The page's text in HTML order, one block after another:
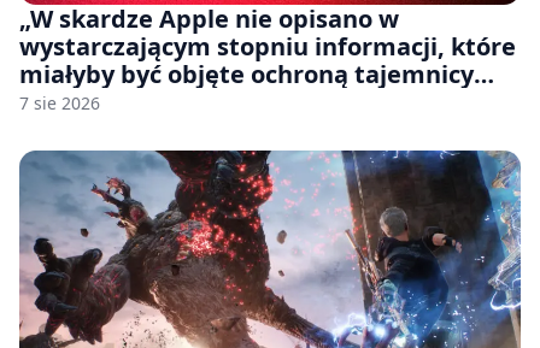
„W skardze Apple nie opisano w
wystarczającym stopniu informacji, które
miałyby być objęte ochroną tajemnicy
handlowej”. OpenAI żąda odrzucenia
7 sie 2026